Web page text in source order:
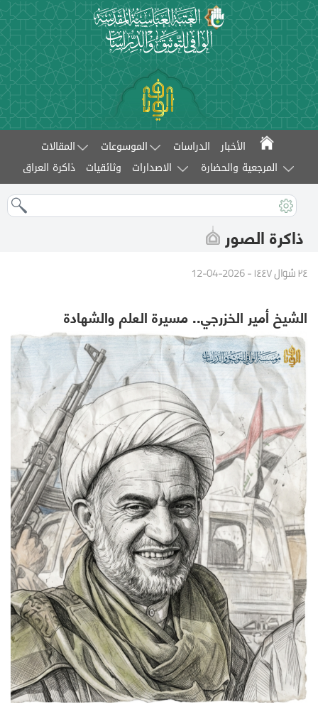
الأخبار الدراسات الموسوعات
المقالات
المرجعية والحضارة
الاصدارات وثائقيات ذاكرة العراق
ذاكرة الصور
٢٤ شوال ١٤٤٧ - 2026-04-12
الشيخ أمير الخزرجي.. مسيرة العلم والشهادة